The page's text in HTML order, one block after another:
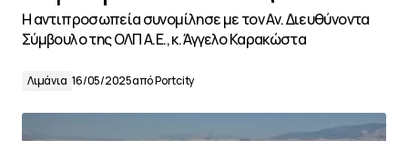
Η αντιπροσωπεία συνομίλησε με τον Αν. Διευθύνοντα
Σύμβουλο της ΟΛΠ Α.Ε., κ. Άγγελο Καρακώστα
Λιμάνια 16/05/2025απόPortcity